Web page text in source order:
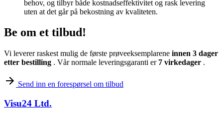
behov, og tilbyr både kostnadseffektivitet og rask levering
uten at det går på bekostning av kvaliteten.
Be om et tilbud!
Vi leverer raskest mulig de første prøveeksemplarene innen 3 dager
etter bestilling . Vår normale leveringsgaranti er 7 virkedager .
Send inn en forespørsel om tilbud
Visu24 Ltd.